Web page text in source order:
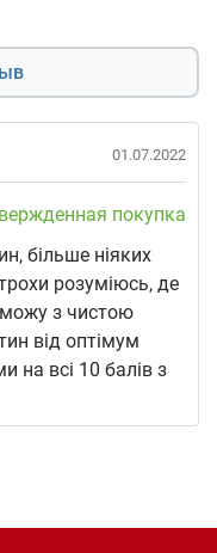
01.07.2022
покупка
більше ніяких
розуміюсь, де
можу з чистою
від оптімум
на всі 10 балів з